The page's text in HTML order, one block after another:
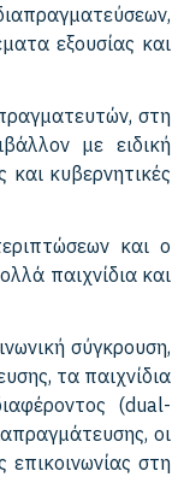
εξουσίας και
στη
με ειδική
κυβερνητικές
και ο
παιχνίδια και
σύγκρουση,
τα παιχνίδια
(dual-
οι
επικοινωνίας στη